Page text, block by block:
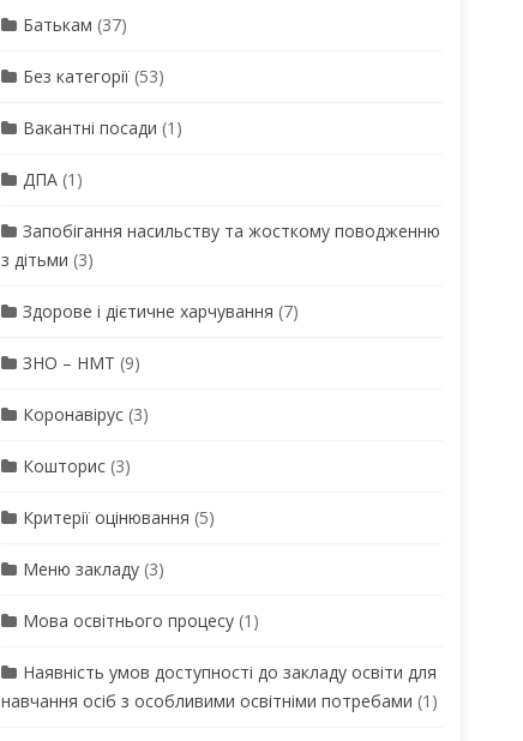
Батькам (37)
Без категорії(53)
Вакантні посади (1)
ДПА(1)
Запобігання насильству та жосткому поводженню
з дітьми (3)
Здорове і дієтичне харчування (7)
ЗНО – НМТ (9)
Коронавірус(3)
Кошторис(3)
Критерії оцінювання (5)
Меню закладу(3)
Мова освітнього процесу(1)
Наявність умов доступності до закладу освіти для
навчання осіб з особливими освітніми потребами (1)